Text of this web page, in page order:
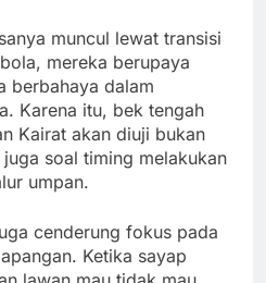
muncul lewat transisi
mereka berupaya
berbahaya dalam
Karena itu, bek tengah
Kairat akan diuji bukan
soal timing melakukan
umpan.
cenderung fokus pada
Ketika sayap